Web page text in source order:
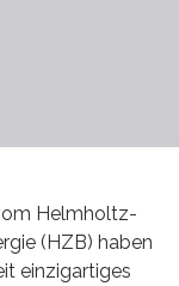
Helmholtz-
(HZB) haben
einzigartiges